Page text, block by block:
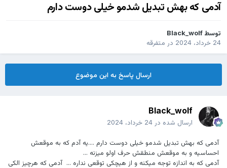
آدمی که بهش تبدیل شدمو خیلی دوست دارم
توسط Black_wolf
24 خرداد، 2024
در متفرقه
ارسال پاسخ به این موضوع
Black_wolf
ارسال شده در 24 خرداد، 2024
آدمی که بهش تبدیل شدمو خیلی دوست دارم ....یه آدم که به موقعش
احساسیه و به موقعش منطقش حرف اولو میزنه ...
آدمی که به اندازه توجه میکنه و از هیچکی توقعی نداره ... آدمی که هرچیز الکی